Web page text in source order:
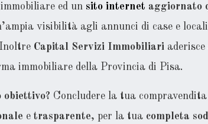
ed un sito internet aggiornato
visibilità agli annunci di case e
Capital Servizi Immobiliari
immobiliare della Provincia di Pisa.
obiettivo? Concludere la tua
e trasparente, per la tua completa